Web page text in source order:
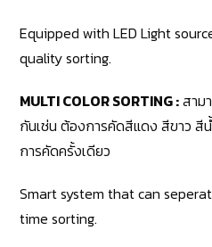
Equipped with LED Light
quality sorting.
MULTI COLOR SORTING :สาม
กันเช่น ต้องการคัดสีแดง สีขาว สี
การคัดครั้งเดียว
Smart system that can
time sorting.